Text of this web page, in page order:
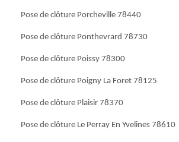
Pose de clôture Porcheville 78440
Pose de clôture Ponthevrard 78730
Pose de clôture Poissy 78300
Pose de clôture Poigny La Foret 78125
Pose de clôture Plaisir 78370
Pose de clôture Le Perray En Yvelines 78610